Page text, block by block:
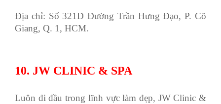
Địa chỉ: Số 321D Đường Trần Hưng Đạo, P. Cô
Giang, Q. 1, HCM.
10. JW CLINIC & SPA
Luôn đi đầu trong lĩnh vực làm đẹp, JW Clinic &